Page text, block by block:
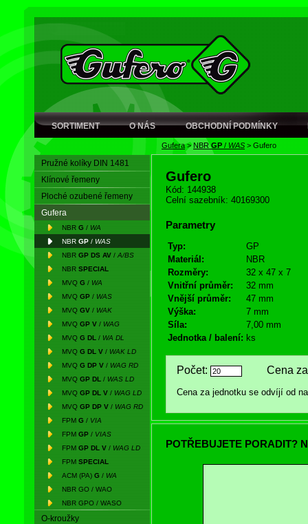
SORTIMENT O NÁS OBCHODNÍ PODMÍNKY
Gufera> NBRGP / WAS > Gufero
Pružné kolíky DIN 1481
Klínové řemeny
Ploché ozubené řemeny
Gufera
NBR G / WA
NBR GP / WAS
NBR GP DS AV / A/BS
NBR SPECIAL
MVQ G / WA
MVQ GP / WAS
MVQ GV / WAK
MVQ GP V / WAG
MVQ G DL / WA DL
MVQ G DL V / WAK LD
MVQ G DP V / WAG RD
MVQ GP DL / WAS LD
MVQ GP DL V / WAG LD
MVQ GP DP V / WAG RD
FPM G / VIA
FPM GP / VIAS
FPM GP DL V / WAG LD
FPM SPECIAL
ACM (PA) G / WA
NBR GO / WAO
NBR GPO / WASO
O-kroužky
Gufero
Kód: 144938
Celní sazebník: 40169300
Parametry
Typ:
GP
Materiál:
NBR
Rozměry:
32 x 47 x 7
Vnitřní průměr:
32 mm
Vnější průměr:
47 mm
Výška:
7 mm
Síla:
7,00 mm
Jednotka / balení: ks
Počet: Cena za
Cena za jednotku se odvíjí od
POTŘEBUJETE PORADIT?